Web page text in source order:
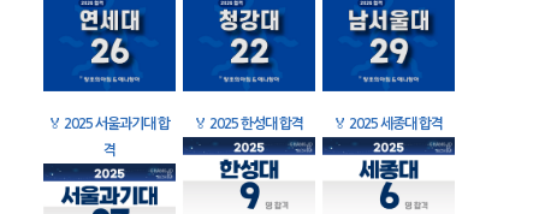
🏅 2025 서울과기대 합
격
🏅 2025 한성대 합격 🏅 2025 세종대 합격